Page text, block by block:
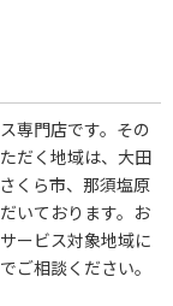
専門店です。その
だく地域は、大田
くら市、那須塩原
いております。お
ービス対象地域に
ご相談ください。